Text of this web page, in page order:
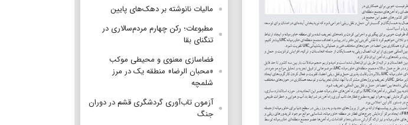
مالیات نانوشته بر دهک‌های پایین
مطبوعات؛ رکن چهارم مردم‌سالاری در
تنگنای بقا
فضاسازی معنوی و محیطی موکب
«محبان الرضا» منطقه یک در مرز
شلمچه
آزمون تاب‌آوری گردشگری قشم در دوران
جنگ